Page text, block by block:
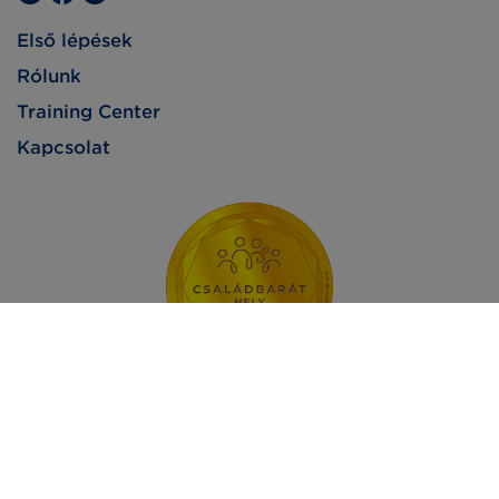
Első lépések
Rólunk
Training Center
Kapcsolat